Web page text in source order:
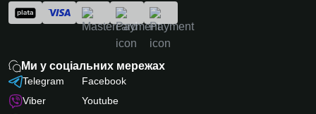
Ми у соціальних мережах
Telegram
Viber
Facebook
Youtube